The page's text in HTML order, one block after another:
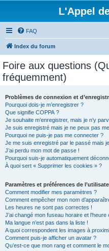
L'Appel
FAQ
Index du forum
Foire aux questions
fréquemment)
Problèmes de connexion et
Pourquoi dois-je m’enregistrer ?
Que signifie COPPA ?
Je souhaite m’enregistrer, mais je n’y
Je suis enregistré mais je ne peux pas
Pourquoi ne puis-je pas me connecter ?
Je me suis enregistré par le passé mais
J’ai perdu mon mot de passe !
Pourquoi suis-je automatiquement
À quoi sert « Supprimer les cookies » ?
Paramètres et préférences de
Comment modifier mes paramètres ?
Comment empêcher mon nom
Les heures ne sont pas correctes !
J’ai changé mon fuseau horaire et
Ma langue n’est pas dans la liste !
A quoi correspondent les images à
Comment puis-je afficher un avatar ?
Qu’est-ce que mon rang et comment le